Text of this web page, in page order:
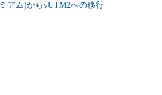
ミアム)からvUTM2への移行